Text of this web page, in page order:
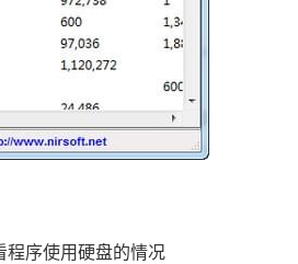
序使用硬盘的情况